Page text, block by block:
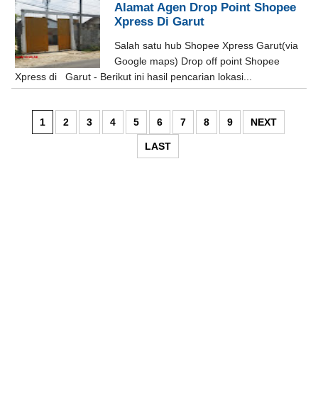
Alamat Agen Drop Point Shopee
Xpress Di Garut
Salah satu hub Shopee Xpress Garut(via
Google maps) Drop off point Shopee
Xpress di Garut - Berikut ini hasil pencarian lokasi...
1 2 3 4 5 6 7 8 9 NEXT
LAST